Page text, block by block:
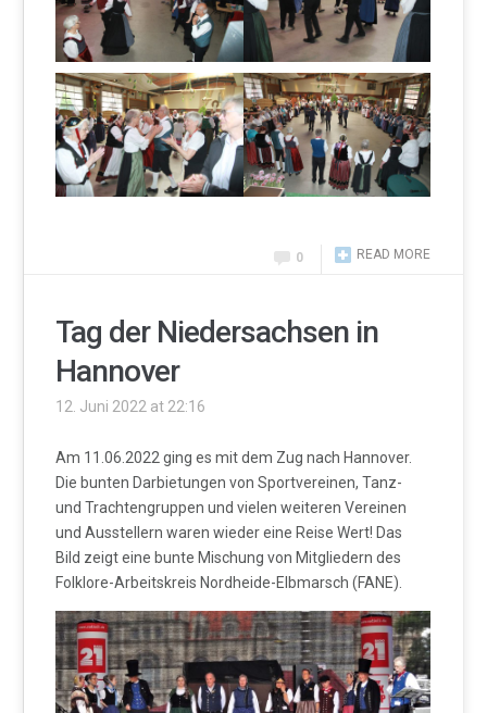
READ MORE
0
Tag der Niedersachsen in
Hannover
12. Juni 2022 at 22:16
Am 11.06.2022 ging es mit dem Zug nach Hannover.
Die bunten Darbietungen von Sportvereinen, Tanz-
und Trachtengruppen und vielen weiteren Vereinen
und Ausstellern waren wieder eine Reise Wert! Das
Bild zeigt eine bunte Mischung von Mitgliedern des
Folklore-Arbeitskreis Nordheide-Elbmarsch (FANE).